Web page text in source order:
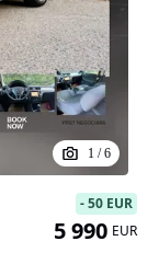
1 /6
-50 EUR
5 990 EUR